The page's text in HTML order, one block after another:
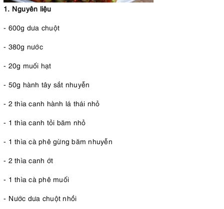
1. Nguyên liệu
- 600g dưa chuột
- 380g nước
- 20g muối hạt
- 50g hành tây sắt nhuyễn
- 2 thìa canh hành lá thái nhỏ
- 1 thìa canh tỏi băm nhỏ
- 1 thìa cà phê gừng băm nhuyễn
- 2 thìa canh ớt
- 1 thìa cà phê muối
- Nước dưa chuột nhồi